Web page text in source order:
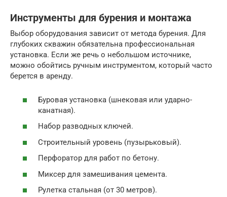
Инструменты для бурения и монтажа
Выбор оборудования зависит от метода бурения. Для
глубоких скважин обязательна профессиональная
установка. Если же речь о небольшом источнике,
можно обойтись ручным инструментом, который часто
берется в аренду.
Буровая установка (шнековая или ударно-
канатная).
Набор разводных ключей.
Строительный уровень (пузырьковый).
Перфоратор для работ по бетону.
Миксер для замешивания цемента.
Рулетка стальная (от 30 метров).